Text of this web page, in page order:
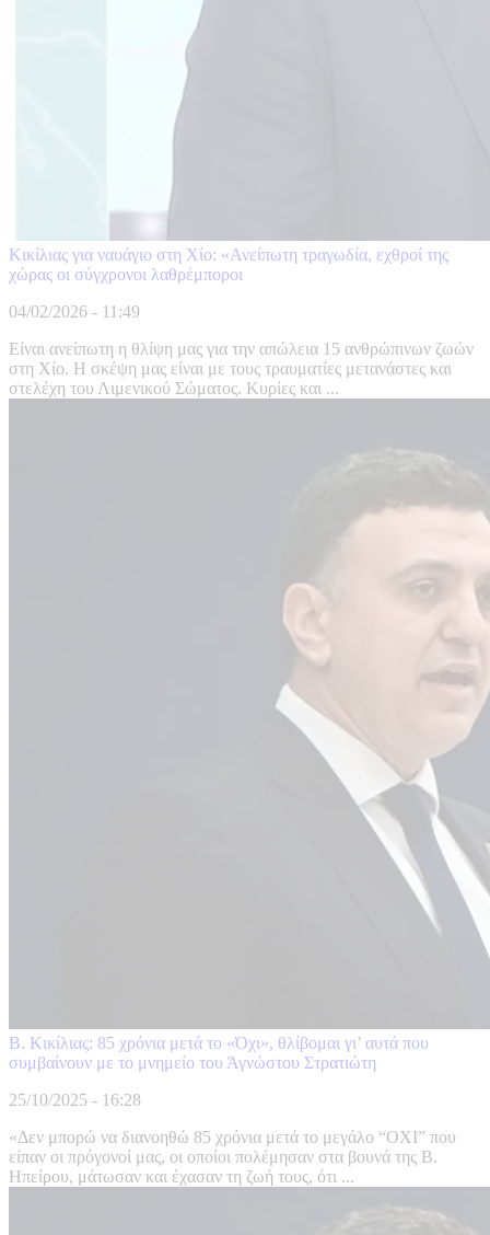
Κικίλιας για ναυάγιο στη Χίο: «Ανείπωτη τραγωδία, εχθροί της
χώρας οι σύγχρονοι λαθρέμποροι
04/02/2026 - 11:49
Είναι ανείπωτη η θλίψη μας για την απώλεια 15 ανθρώπινων ζωών
στη Χίο. Η σκέψη μας είναι με τους τραυματίες μετανάστες και
στελέχη του Λιμενικού Σώματος. Κυρίες και ...
Β. Κικίλιας: 85 χρόνια μετά το «Όχι», θλίβομαι γι’ αυτά που
συμβαίνουν με το μνημείο του Άγνώστου Στρατιώτη
25/10/2025 - 16:28
«Δεν μπορώ να διανοηθώ 85 χρόνια μετά το μεγάλο “ΟΧΙ” που
είπαν οι πρόγονοί μας, οι οποίοι πολέμησαν στα βουνά της Β.
Ηπείρου, μάτωσαν και έχασαν τη ζωή τους, ότι ...